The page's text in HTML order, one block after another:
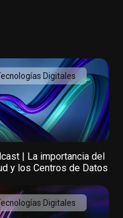
Digitales
| La importancia del
y los Centros de Datos
Digitales